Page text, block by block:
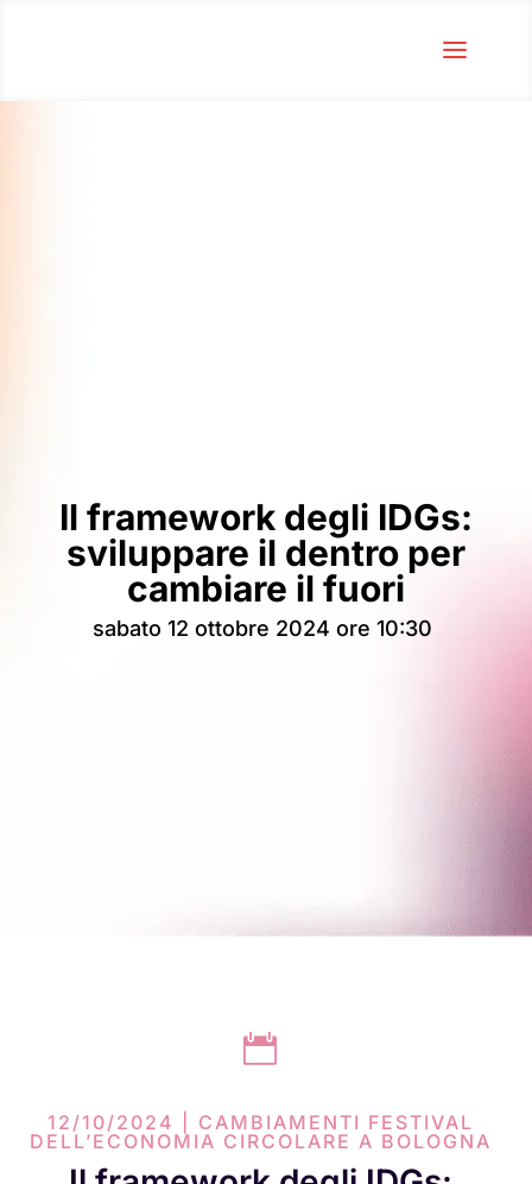
Il framework degli IDGs:
sviluppare il dentro per
cambiare il fuori
sabato 12 ottobre 2024 ore 10:30

12/10/2024 | CAMBIAMENTI FESTIVAL
DELL’ECONOMIA CIRCOLARE A BOLOGNA